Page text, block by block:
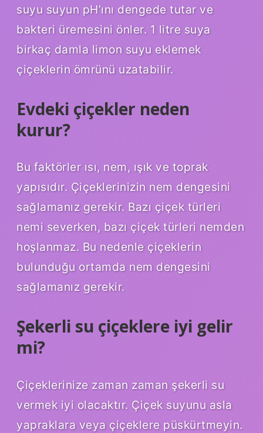
suyu suyun pH’ını dengede tutar ve
bakteri üremesini önler. 1 litre suya
birkaç damla limon suyu eklemek
çiçeklerin ömrünü uzatabilir.
Evdeki çiçekler neden
kurur?
Bu faktörler ısı, nem, ışık ve toprak
yapısıdır. Çiçeklerinizin nem dengesini
sağlamanız gerekir. Bazı çiçek türleri
nemi severken, bazı çiçek türleri nemden
hoşlanmaz. Bu nedenle çiçeklerin
bulunduğu ortamda nem dengesini
sağlamanız gerekir.
Şekerli su çiçeklere iyi gelir
mi?
Çiçeklerinize zaman zaman şekerli su
vermek iyi olacaktır. Çiçek suyunu asla
yapraklara veya çiçeklere püskürtmeyin.